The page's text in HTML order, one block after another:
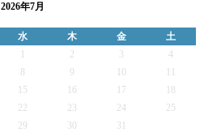
2026年7月
水 木 金
土
2 3
4
9
15 16 17
22 23 24
25
29 30 31